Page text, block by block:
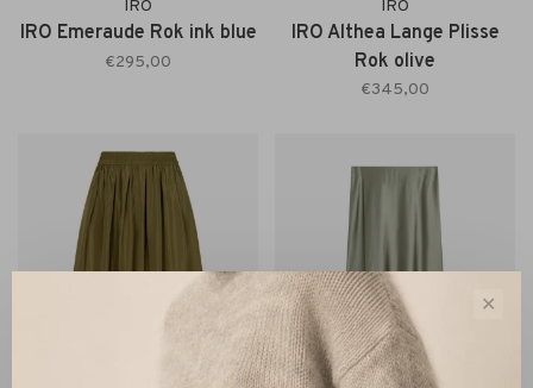
IRO
IRO Emeraude Rok ink blue
€295,00
IRO
IRO Althea Lange Plisse
Rok olive
€345,00
✕